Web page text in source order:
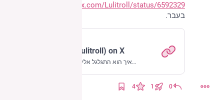
x.com/Lulitroll/status/6592329
בעבר.
אילאיל וראם (@Lulitroll) on X
ע׳ (במקורב): ראם, איפה השטר של המאה שקל שהיה אצלך [פעם מצאנו אצלו שטר כזה; אין לנו מושג איך הוא התגלגל אליו…]? ר׳: לא יודע, הוא איניו (enáv)
0
1
4